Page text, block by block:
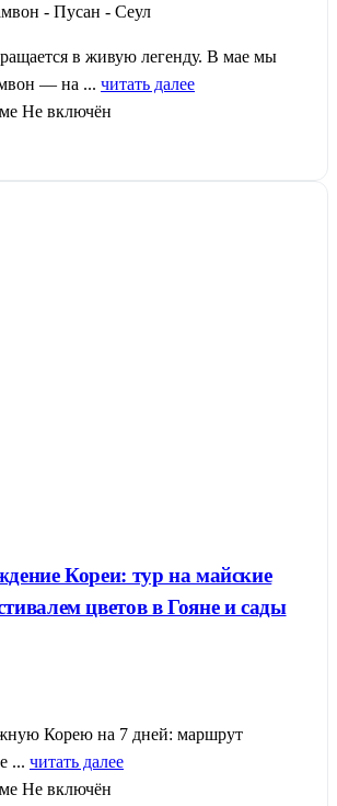
- Пусан - Сеул
в живую легенду. В мае мы
— на ... читать далее
Не включён
Кореи: тур на майские
цветов в Гояне и сады
Корею на 7 дней: маршрут
... читать далее
Не включён